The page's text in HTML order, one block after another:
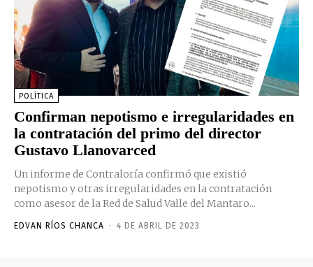
POLÍTICA
Confirman nepotismo e irregularidades en
la contratación del primo del director
Gustavo Llanovarced
Un informe de Contraloría confirmó que existió
nepotismo y otras irregularidades en la contratación
como asesor de la Red de Salud Valle del Mantaro...
EDVAN RÍOS CHANCA - 4 DE ABRIL DE 2023